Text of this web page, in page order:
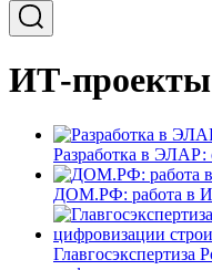
ИТ-проекты
Разработка в ЭЛАР:
ДОМ.РФ: работа в
Главгосэкспертиза